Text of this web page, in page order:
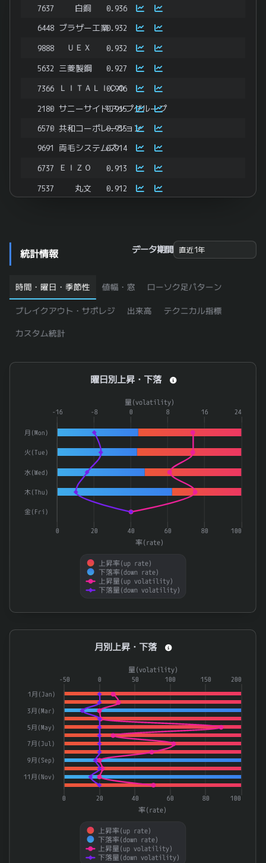
7637 白銅 0.936
6448 ブラザー工業0.932
9888 ＵＥＸ 0.932
5632 三菱製鋼 0.927
7366 ＬＩＴＡＬＩＣＯ
0.916
2180 サニーサイドアップグループ
0.915
6570 共和コーポレーション
0.915
9691 両毛システムズ0.914
6737 ＥＩＺＯ 0.913
7537 丸文 0.912
4205
3156 レスター 0.908
4118 カネカ 0.908
5484 東北特殊鋼 0.905
ＷＤＢホールディングス
0.902
ダイキョーニシカワ
0.902
0.9
ニレコ 0.9
日新商事 0.9
オリックス 0.896
メタルアート0.895
第一生命ホールディングス
セイコーエプソン
0.892
マクニカホールディングス
0.891
統計情報 データ期間
時間・曜日・季節性 値幅・窓 ローソク足パターン
ブレイクアウト・サポレジ 出来高 テクニカル指標
カスタム統計
Combination chart with 4 data series.
The chart has 1 X axis displaying categories.
The chart has 2 Y axes displaying 率(rate) and 量
率(rate)
量(volatility)
上昇率(up rate)
下落率(down rate)
上昇量(up volatility)
下落量(down volatility)
月(Mon)
火(Tue)
水(Wed)
木(Thu)
金(Fri)
0 20 40 60 80 100
0
-16 -8 8 16 24
曜日別上昇・下落
End of interactive chart.
Combination chart with 4 data series.
The chart has 1 X axis displaying categories.
The chart has 2 Y axes displaying 率(rate) and 量
率(rate)
量(volatility)
上昇率(up rate)
下落率(down rate)
上昇量(up volatility)
下落量(down volatility)
1月(Jan)
3月(Mar)
5月(May)
7月(Jul)
9月(Sep)
11月(Nov)
0 20 40 60 80 100
0 200
-50 50 100 150
月別上昇・下落